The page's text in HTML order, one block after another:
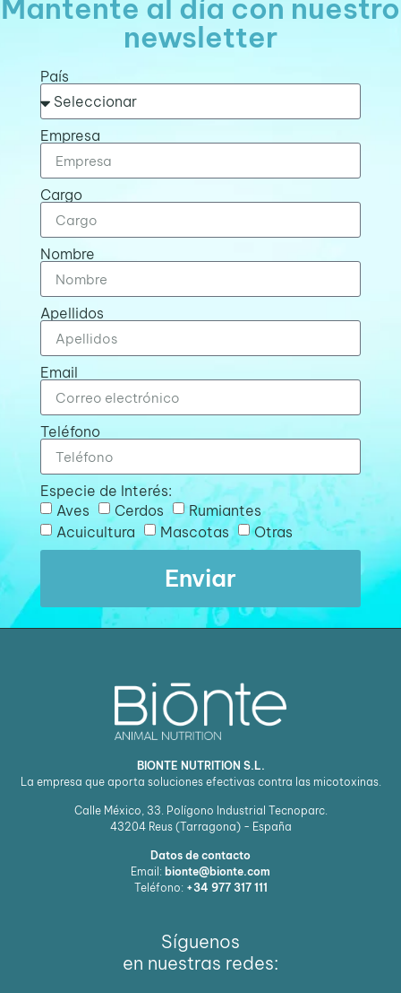
Mantente al día con nuestro
newsletter
País
Empresa
Cargo
Nombre
Apellidos
Email
Teléfono
Especie de Interés:
Aves
Cerdos
Rumiantes
Acuicultura
Mascotas Otras
Enviar
BIONTE NUTRITION S.L.
La empresa que aporta soluciones efectivas contra las micotoxinas.
Calle México, 33. Polígono Industrial Tecnoparc.
43204 Reus (Tarragona) - España
Datos de contacto
Email: bionte@bionte.com
Teléfono: +34 977 317 111
Síguenos
en nuestras redes: